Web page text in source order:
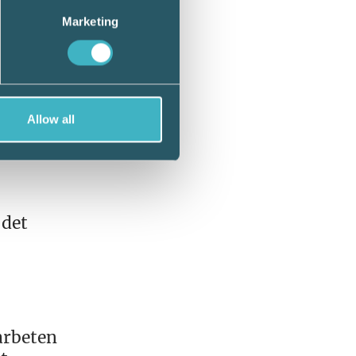
Marketing
Allow all